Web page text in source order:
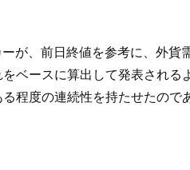
が、前日終値を参考に、外貨
ベースに算出して発表され
程度の連続性を持たせたの